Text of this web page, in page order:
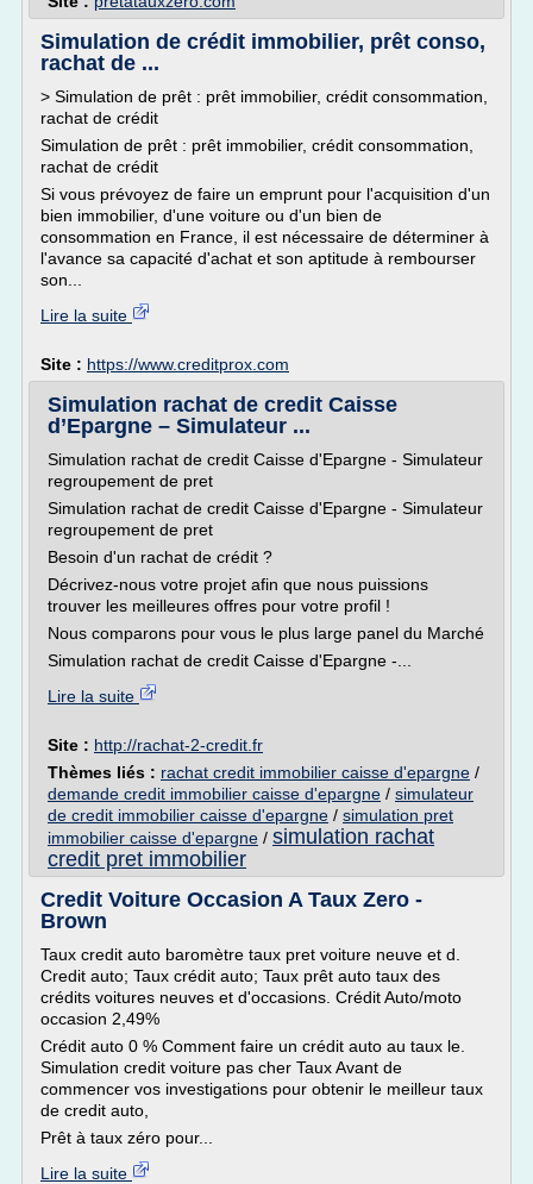
Simulation de crédit immobilier, prêt conso,
rachat de ...
> Simulation de prêt : prêt immobilier, crédit consommation,
rachat de crédit
Simulation de prêt : prêt immobilier, crédit consommation,
rachat de crédit
Si vous prévoyez de faire un emprunt pour l'acquisition d'un
bien immobilier, d'une voiture ou d'un bien de
consommation en France, il est nécessaire de déterminer à
l'avance sa capacité d'achat et son aptitude à rembourser
son...
Lire la suite
Site : https://www.creditprox.com
Simulation rachat de credit Caisse
d’Epargne – Simulateur ...
Simulation rachat de credit Caisse d'Epargne - Simulateur
regroupement de pret
Simulation rachat de credit Caisse d'Epargne - Simulateur
regroupement de pret
Besoin d'un rachat de crédit ?
Décrivez-nous votre projet afin que nous puissions
trouver les meilleures offres pour votre profil !
Nous comparons pour vous le plus large panel du Marché
Simulation rachat de credit Caisse d'Epargne -...
Lire la suite
Site : http://rachat-2-credit.fr
Thèmes liés : rachat credit immobilier caisse d'epargne /
demande credit immobilier caisse d'epargne / simulateur
de credit immobilier caisse d'epargne / simulation pret
immobilier caisse d'epargne / simulation rachat
credit pret immobilier
Credit Voiture Occasion A Taux Zero -
Brown
Taux credit auto baromètre taux pret voiture neuve et d.
Credit auto; Taux crédit auto; Taux prêt auto taux des
crédits voitures neuves et d'occasions. Crédit Auto/moto
occasion 2,49%
Crédit auto 0 % Comment faire un crédit auto au taux le.
Simulation credit voiture pas cher Taux Avant de
commencer vos investigations pour obtenir le meilleur taux
de credit auto,
Prêt à taux zéro pour...
Lire la suite